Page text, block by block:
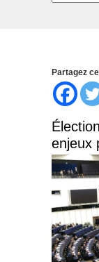
Partagez
enjeux